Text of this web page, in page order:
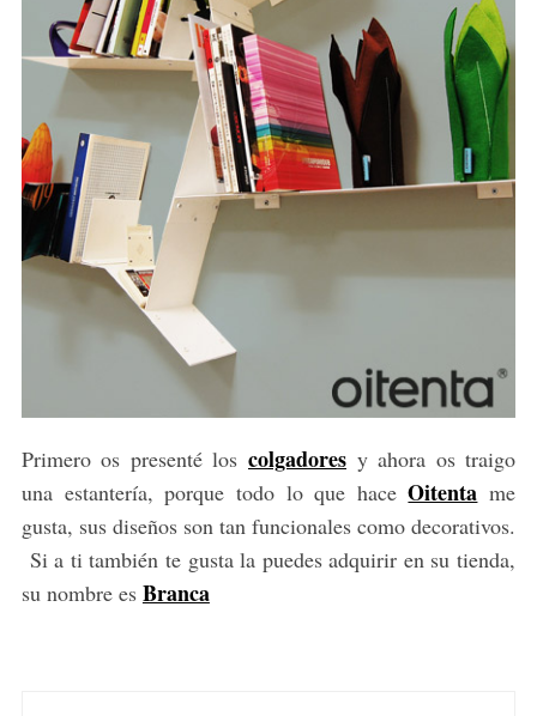
Primero os presenté los colgadores y ahora os traigo
una estantería, porque todo lo que haceOitenta me
gusta, sus diseños son tan funcionales como decorativos.
Si a ti también te gusta la puedes adquirir en su tienda,
su nombre es Branca